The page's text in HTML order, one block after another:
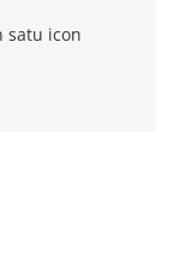
satu icon